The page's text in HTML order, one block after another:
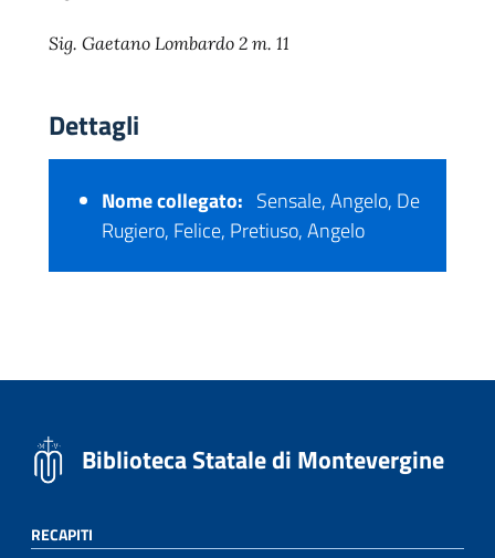
Sig. Gaetano Lombardo 2 m. 11
Dettagli
Nome collegato: Sensale, Angelo, De
Rugiero, Felice, Pretiuso, Angelo
Biblioteca Statale di Montevergine
RECAPITI